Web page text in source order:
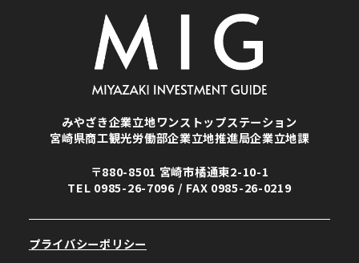
みやざき企業立地ワンストップステーション
宮崎県商工観光労働部企業立地推進局企業立地課
〒880-8501 宮崎市橘通東2-10-1
TEL 0985-26-7096/ FAX 0985-26-0219
プライバシーポリシー